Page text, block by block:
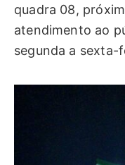
quadra 08,
atendimento ao
segunda a sexta-